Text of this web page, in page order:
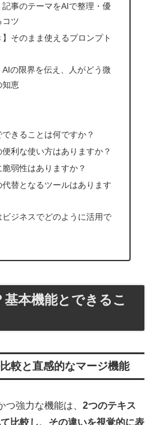
記事のテーマをAIで整理・優
コツ
】そのまま使えるプロンプト
AIの限界を伝え、人がどう微
知恵
きることは何ですか？
利な使い方はありますか？
弱性はありますか？
替となるツールはあります
ジネスでどのように活用で
本機能とできるこ
較と直感的なマージ機能
強力な機能は、 2つのテキス
比較し、その違いを視覚的に表